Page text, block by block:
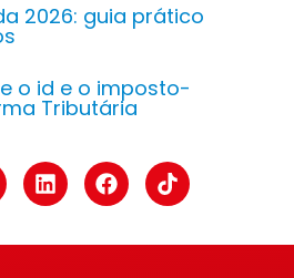
2026: guia prático
o id e o imposto-
Tributária